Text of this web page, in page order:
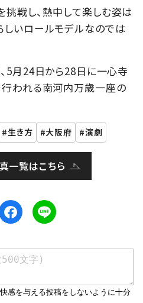
戦し、熱中して楽しむ姿は
しいロールモデルなのでは
5月24日から28日に一心寺
行われる南河内万歳一座の
生き方 大阪府 演劇
一覧はこちら